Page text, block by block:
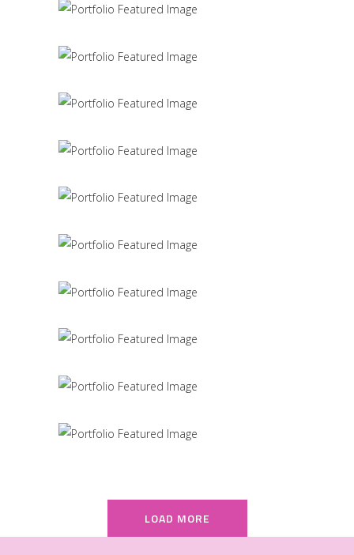
Concept Design
SIMPLA Identity Design
Product Design
Office Interior Design
Letter 3D Printing Concept
3D Modelling For Ad
Up the Garden Path
LOAD MORE